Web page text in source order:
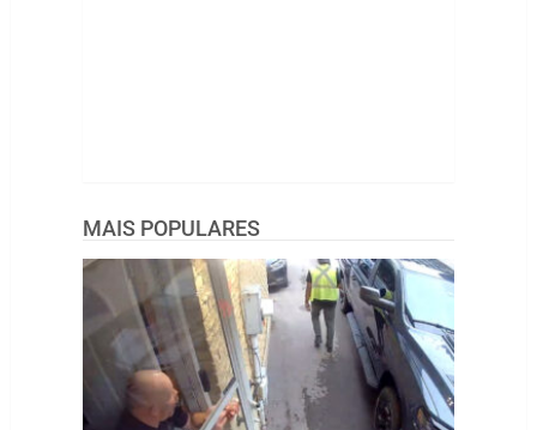
MAIS POPULARES